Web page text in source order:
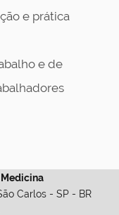
e prática
e de
Carlos - SP - BR